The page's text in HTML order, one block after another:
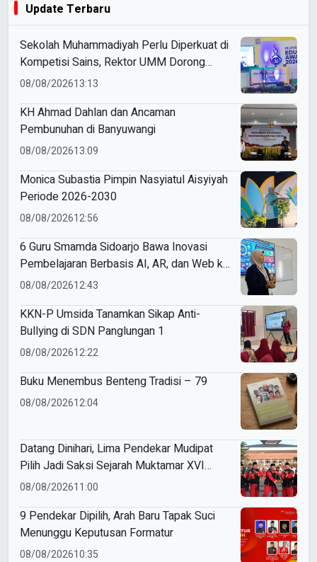
Update Terbaru
Sekolah Muhammadiyah Perlu Diperkuat di
Kompetisi Sains, Rektor UMM Dorong
Coaching Clinic
08/08/202613:13
KH Ahmad Dahlan dan Ancaman
Pembunuhan di Banyuwangi
08/08/202613:09
Monica Subastia Pimpin Nasyiatul Aisyiyah
Periode 2026-2030
08/08/202612:56
6 Guru Smamda Sidoarjo Bawa Inovasi
Pembelajaran Berbasis AI, AR, dan Web ke
ME Award 2026
08/08/202612:43
KKN-P Umsida Tanamkan Sikap Anti-
Bullying di SDN Panglungan 1
08/08/202612:22
Buku Menembus Benteng Tradisi – 79
08/08/202612:04
Datang Dinihari, Lima Pendekar Mudipat
Pilih Jadi Saksi Sejarah Muktamar XVI
Tapak Suci
08/08/202611:00
9 Pendekar Dipilih, Arah Baru Tapak Suci
Menunggu Keputusan Formatur
08/08/202610:35